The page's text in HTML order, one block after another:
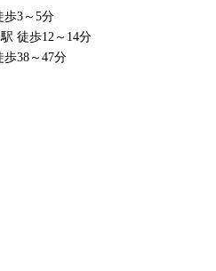
歩3～5分
徒歩12～14分
38～47分